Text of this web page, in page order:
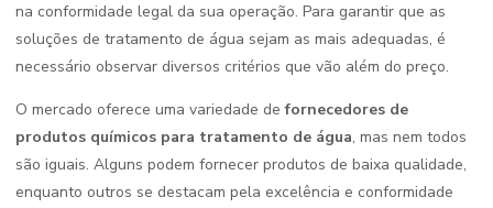
na conformidade legal da sua operação. Para garantir que as
soluções de tratamento de água sejam as mais adequadas, é
necessário observar diversos critérios que vão além do preço.
O mercado oferece uma variedade defornecedores de
produtos químicos para tratamento de água, mas nem todos
são iguais. Alguns podem fornecer produtos de baixa qualidade,
enquanto outros se destacam pela excelência e conformidade